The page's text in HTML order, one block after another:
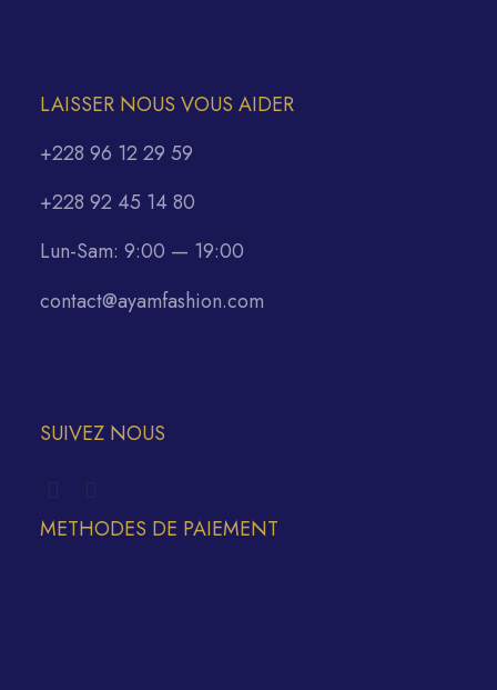
LAISSER NOUS VOUS AIDER
+228 96 12 29 59
+228 92 45 14 80
Lun-Sam: 9:00 — 19:00
contact@ayamfashion.com
SUIVEZ NOUS
METHODES DE PAIEMENT